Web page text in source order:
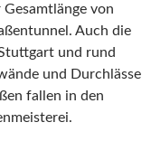
von
Auch die
und rund
und Durchlässe
fallen in den